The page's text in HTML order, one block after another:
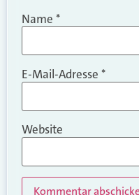
Name *
E-Mail-Adresse *
Website